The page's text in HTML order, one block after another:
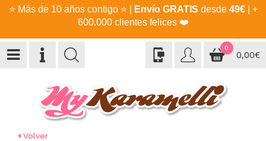
⭐ Más de 10 años contigo ⭐ Envío GRATIS desde 49€| +
600.000 clientes felices ❤️
0
0,00€
Volver